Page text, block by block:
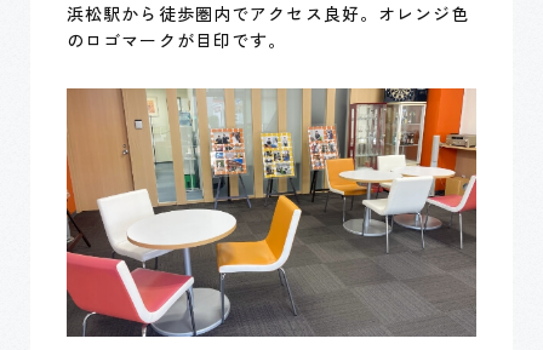
浜松駅から徒歩圏内でアクセス良好。オレンジ色
のロゴマークが目印です。